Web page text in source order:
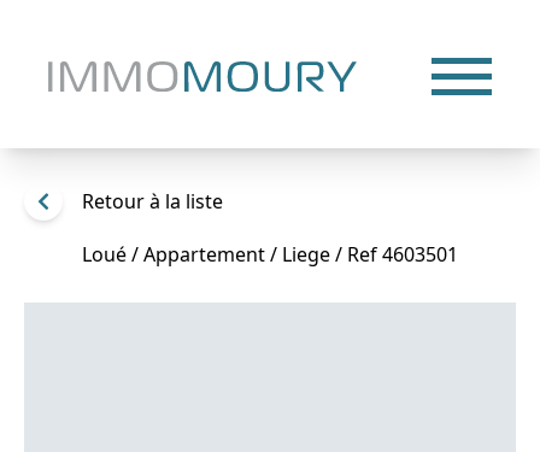
Retour à la liste
Loué / Appartement / Liege / Ref 4603501